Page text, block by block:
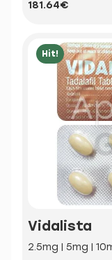
181.64€
Hit!
Vidalista
2.5mg | 5mg |